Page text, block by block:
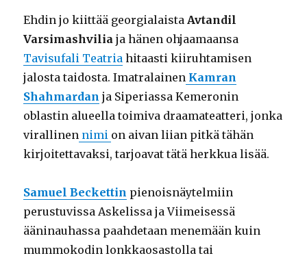
Ehdin jo kiittää georgialaistaAvtandil
Varsimashvilia ja hänen ohjaamaansa
Tavisufali Teatria hitaasti kiiruhtamisen
jalosta taidosta. Imatralainen Kamran
Shahmardan ja Siperiassa Kemeronin
oblastin alueella toimiva draamateatteri, jonka
virallinen nimi on aivan liian pitkä tähän
kirjoitettavaksi, tarjoavat tätä herkkua lisää.
Samuel Beckettin pienoisnäytelmiin
perustuvissa Askelissa ja Viimeisessä
ääninauhassa paahdetaan menemään kuin
mummokodin lonkkaosastolla tai